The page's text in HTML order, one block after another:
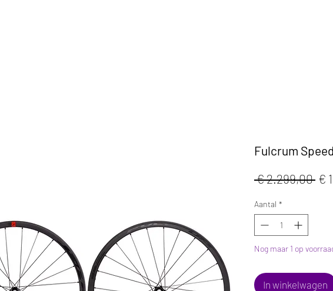
Fulcrum
€ 2.299,00 €
Aantal *
Nog maar 1 op
In winkelwagen